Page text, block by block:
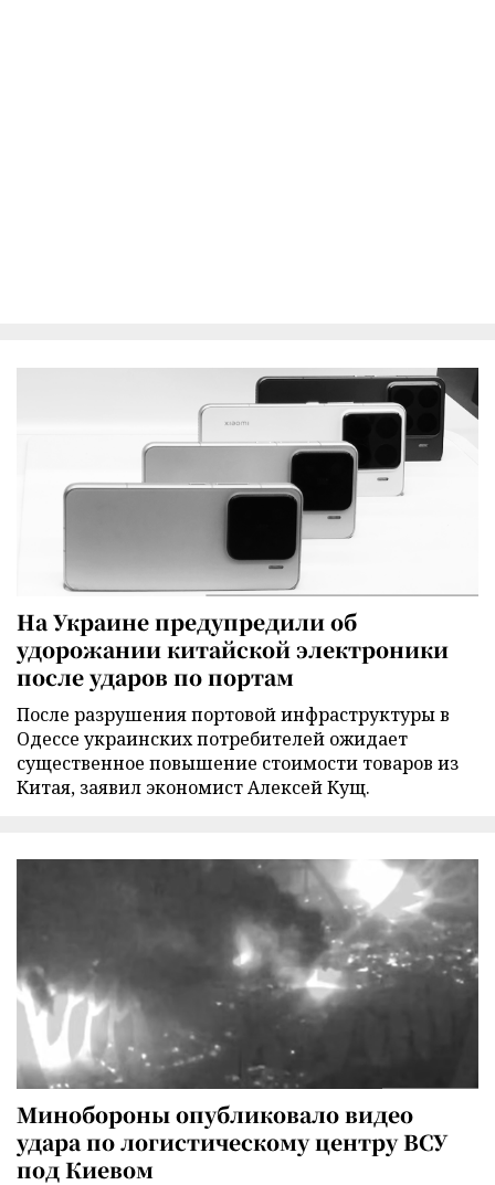
На Украине предупредили об
удорожании китайской электроники
после ударов по портам
После разрушения портовой инфраструктуры в
Одессе украинских потребителей ожидает
существенное повышение стоимости товаров из
Китая, заявил экономист Алексей Кущ.
Минобороны опубликовало видео
удара по логистическому центру ВСУ
под Киевом